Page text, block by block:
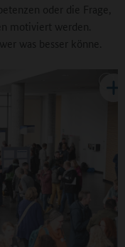
oder die Frage,
motiviert werden.
was besser könne.